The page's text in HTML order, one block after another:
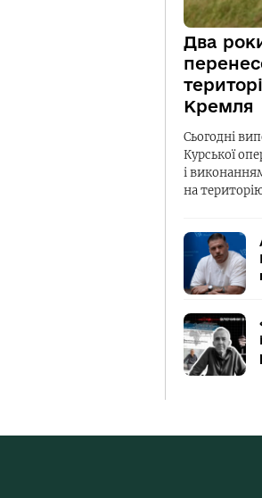
Два
Кремля
Сьогодні
Курської
і
на